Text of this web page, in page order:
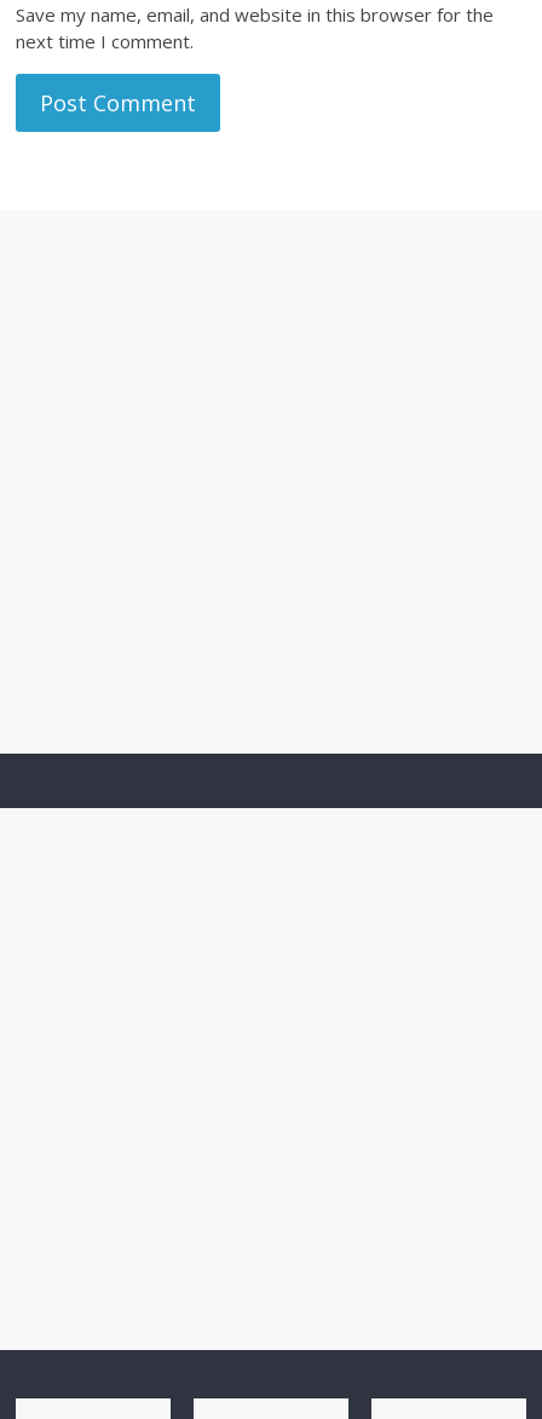
Save my name, email, and website in this browser for the
next time I comment.